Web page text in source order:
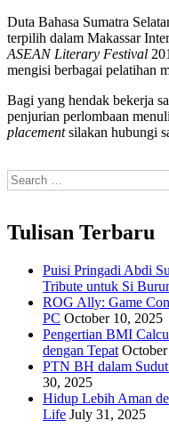
Duta Bahasa Sumatra
terpilih dalam Makassar
ASEAN Literary Festival
mengisi berbagai pelatihan
Bagi yang hendak bekerja
penjurian perlombaan
placementsilakan hubungi
Search
for:
Tulisan Terbaru
Puisi Pringadi Abdi
Tribute untuk Si
ROG Ally: Game
PC October 10, 2025
Pengertian BMI
dengan Tepat
PTN BH dalam
30, 2025
Hidup Lebih Aman
Life July 31, 2025